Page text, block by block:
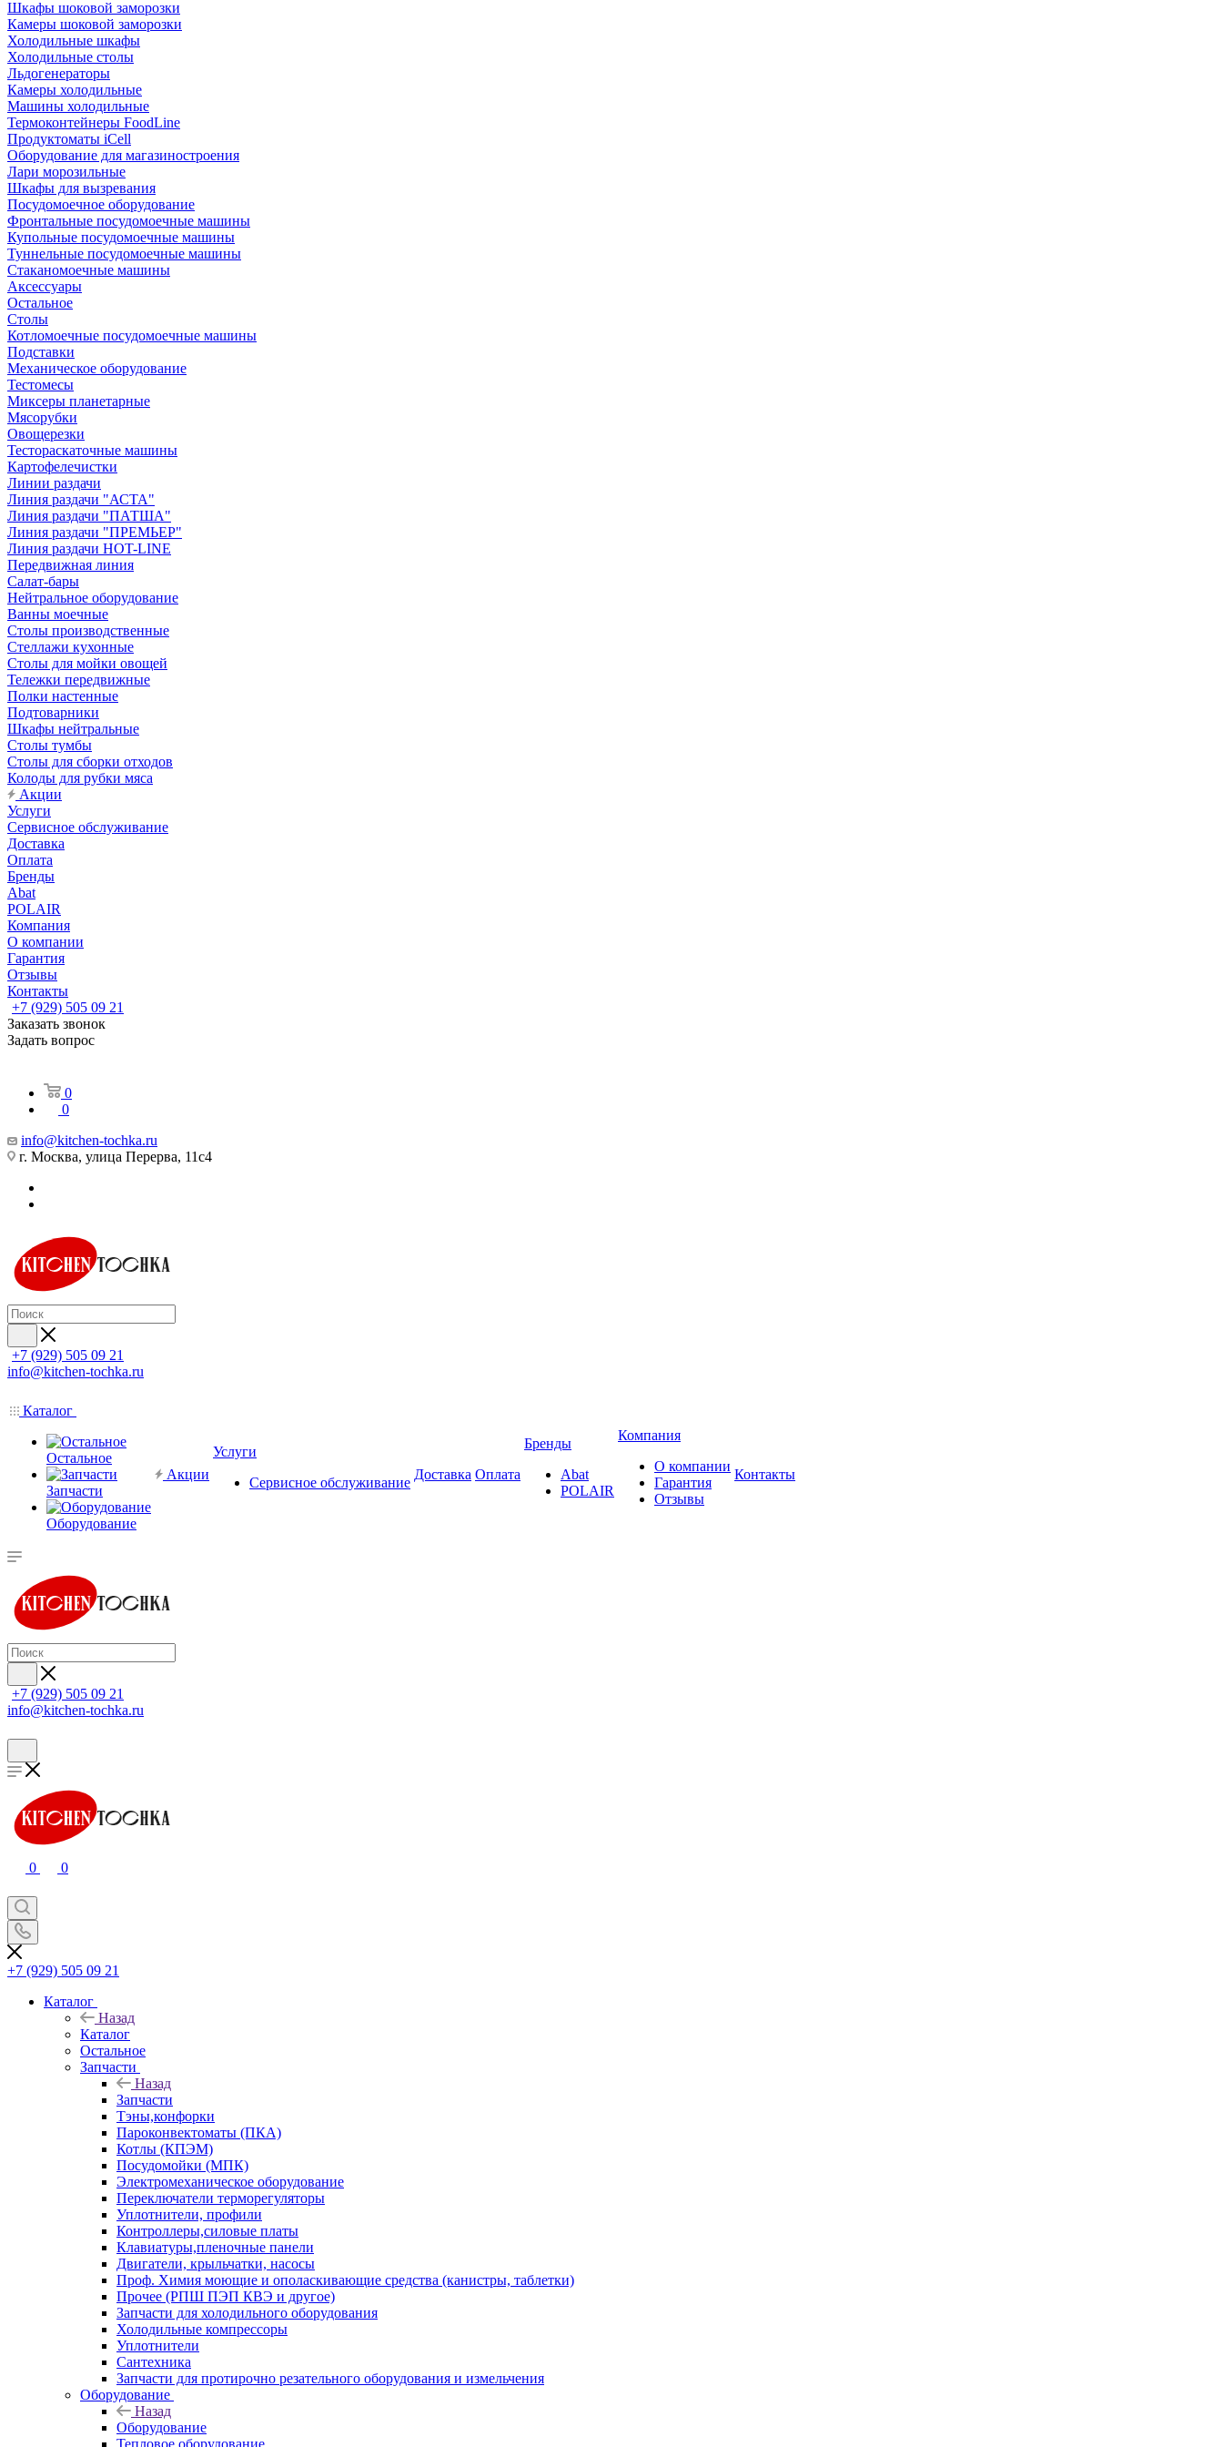
Шкафы шоковой заморозки
Камеры шоковой заморозки
Холодильные шкафы
Холодильные столы
Льдогенераторы
Камеры холодильные
Машины холодильные
Термоконтейнеры FoodLine
Продуктоматы iCell
Оборудование для магазиностроения
Лари морозильные
Шкафы для вызревания
Посудомоечное оборудование
Фронтальные посудомоечные машины
Купольные посудомоечные машины
Туннельные посудомоечные машины
Стаканомоечные машины
Аксессуары
Остальное
Столы
Котломоечные посудомоечные машины
Подставки
Механическое оборудование
Тестомесы
Миксеры планетарные
Мясорубки
Овощерезки
Тестораскаточные машины
Картофелечистки
Линии раздачи
Линия раздачи "АСТА"
Линия раздачи "ПАТША"
Линия раздачи "ПРЕМЬЕР"
Линия раздачи HOT-LINE
Передвижная линия
Салат-бары
Нейтральное оборудование
Ванны моечные
Столы производственные
Стеллажи кухонные
Столы для мойки овощей
Тележки передвижные
Полки настенные
Подтоварники
Шкафы нейтральные
Столы тумбы
Столы для сборки отходов
Колоды для рубки мяса
Акции
Услуги
Сервисное обслуживание
Доставка
Оплата
Бренды
Abat
POLAIR
Компания
О компании
Гарантия
Отзывы
Контакты
+7 (929) 505 09 21
Заказать звонок
Задать вопрос
0
0
info@kitchen-tochka.ru
г. Москва, улица Перерва, 11с4
+7 (929) 505 09 21
info@kitchen-tochka.ru
Каталог
Остальное
Запчасти
Оборудование
Акции
Услуги
Сервисное обслуживание
Доставка Оплата
Бренды
Abat
POLAIR
Компания
О компании
Гарантия
Отзывы
Контакты
+7 (929) 505 09 21
info@kitchen-tochka.ru
0 0
+7 (929) 505 09 21
Каталог
Назад
Каталог
Остальное
Запчасти
Назад
Запчасти
Тэны,конфорки
Пароконвектоматы (ПКА)
Котлы (КПЭМ)
Посудомойки (МПК)
Электромеханическое оборудование
Переключатели терморегуляторы
Уплотнители, профили
Контроллеры,силовые платы
Клавиатуры,пленочные панели
Двигатели, крыльчатки, насосы
Проф. Химия моющие и ополаскивающие средства (канистры, таблетки)
Прочее (РПШ ПЭП КВЭ и другое)
Запчасти для холодильного оборудования
Холодильные компрессоры
Уплотнители
Сантехника
Запчасти для протирочно резательного оборудования и измельчения
Оборудование
Назад
Оборудование
Тепловое оборудование